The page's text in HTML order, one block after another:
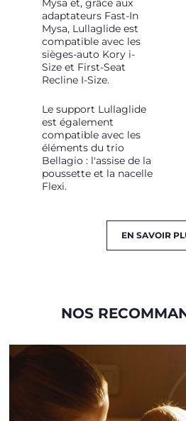
Mysa et, grâce aux
adaptateurs Fast-In
Mysa, Lullaglide est
compatible avec les
sièges-auto Kory i-
Size et First-Seat
Recline I-Size.
Le support Lullaglide
est également
compatible avec les
éléments du trio
Bellagio : l'assise de la
poussette et la nacelle
Flexi.
EN SAVOIR
NOS